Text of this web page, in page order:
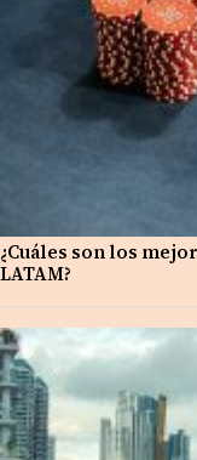
¿Cuáles son los
LATAM?